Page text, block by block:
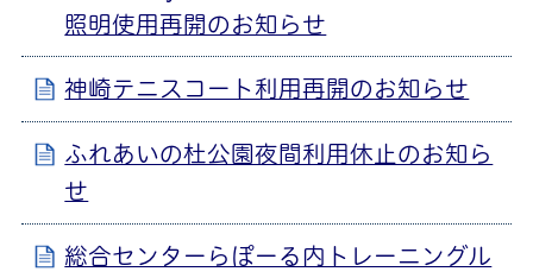
照明使用再開のお知らせ
神崎テニスコート利用再開のお知らせ
ふれあいの杜公園夜間利用休止のお知ら
せ
総合センターらぽーる内トレーニングル